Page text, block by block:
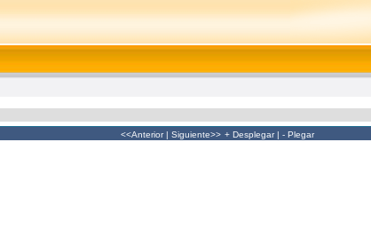
<<Anterior| Siguiente>> + Desplegar| - Plegar